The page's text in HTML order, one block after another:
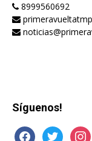
8999560692
Síguenos!
facebooktwitter